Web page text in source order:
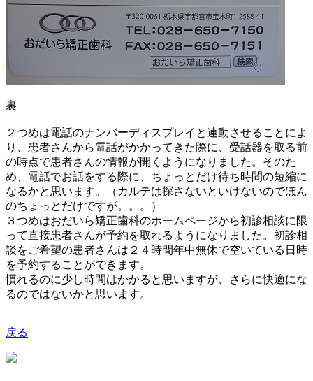
裏
２つめは電話のナンバーディスプレイと連動させることによ
り、患者さんから電話がかかってきた際に、受話器を取る前
の時点で患者さんの情報が開くようになりました。そのた
め、電話でお話をする際に、ちょっとだけ待ち時間の短縮に
なるかと思います。（カルテは探さないといけないのでほん
のちょっとだけですが。。。）
３つめはおだいら矯正歯科のホームページから初診相談に限
って直接患者さんが予約を取れるようになりました。初診相
談をご希望の患者さんは２４時間年中無休で空いている日時
を予約することができます。
慣れるのに少し時間はかかると思いますが、さらに快適にな
るのではないかと思います。
戻る